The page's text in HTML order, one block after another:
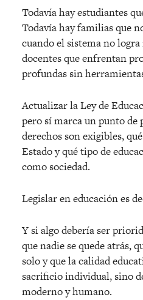
Todavía hay estudiantes
Todavía hay familias que
cuando el sistema no
docentes que enfrentan
profundas sin
Actualizar la Ley de
pero sí marca un punto de
derechos son exigibles, qué
Estado y quétipo de
como sociedad.
Legislar en educación es
Y si algo debería ser
que nadie se quede atrás,
solo y que la calidad
sacrificio individual, sino
moderno y humano.